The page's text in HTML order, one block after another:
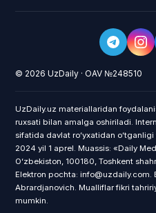
© 2026 UzDaily · OAV №248510
UzDaily.uz materiallaridan
ruxsati bilan amalga oshiriladi.
sifatida davlat roʻyxatidan
2024 yil 1 aprel. Muassis: «Daily
Oʻzbekiston, 100180, Toshkent
Elektron pochta: info@uzdaily.com.
Abrardjanovich. Mualliflar fikri
mumkin.